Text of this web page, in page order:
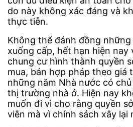
do này không xác đáng và
thực tiễn.
Không thể đánh đồng
xuống cấp, hết hạn hiện nay
chung cư hình thành quyền
mua, bán hợp pháp theo giá
những năm Nhà nước có
thị trường nhà ở. Hiện nay
muốn đi vì cho rằng quyền
viễn mà vì chính sách xây lại